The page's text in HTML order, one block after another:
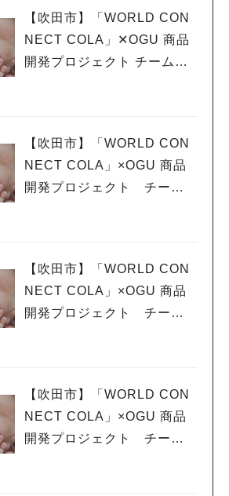
【吹田市】「WORLD CON
NECT COLA」✕OGU 商品
開発プロジェクト チームNE
【吹田市】「WORLD CON
NECT COLA」×OGU 商品
開発プロジェクト チームN
【吹田市】「WORLD CON
NECT COLA」×OGU 商品
開発プロジェクト チームN
【吹田市】「WORLD CON
NECT COLA」×OGU 商品
開発プロジェクト チームN